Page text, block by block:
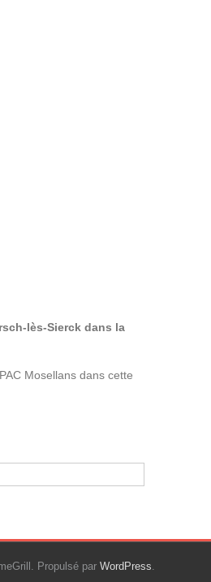
lès-Sierck dans la
Mosellans dans cette
Propulsé par WordPress.